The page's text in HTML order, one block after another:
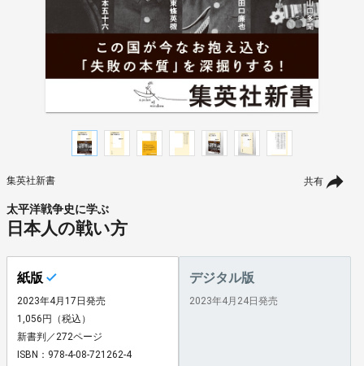
共有
集英社新書
太平洋戦争史に学ぶ
日本人の戦い方
紙版
2023年4月17日発売
1,056円（税込）
新書判／272ページ
ISBN：978-4-08-721262-4
デジタル版
2023年4月24日発売